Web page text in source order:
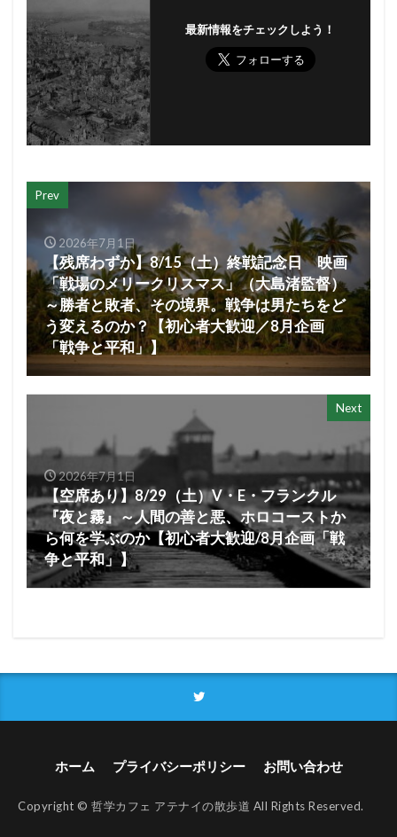
最新情報をチェックしよう！
Prev
2026年7月1日
【残席わずか】8/15（土）終戦記念日 映画
「戦場のメリークリスマス」（大島渚監督）
～勝者と敗者、その境界。戦争は男たちをど
う変えるのか？【初心者大歓迎／8月企画
「戦争と平和」】
Next
2026年7月1日
【空席あり】8/29（土）V・E・フランクル
『夜と霧』～人間の善と悪、ホロコーストか
ら何を学ぶのか【初心者大歓迎/8月企画「戦
争と平和」】
ホーム プライバシーポリシー お問い合わせ
Copyright © 哲学カフェ アテナイの散歩道 All Rights Reserved.